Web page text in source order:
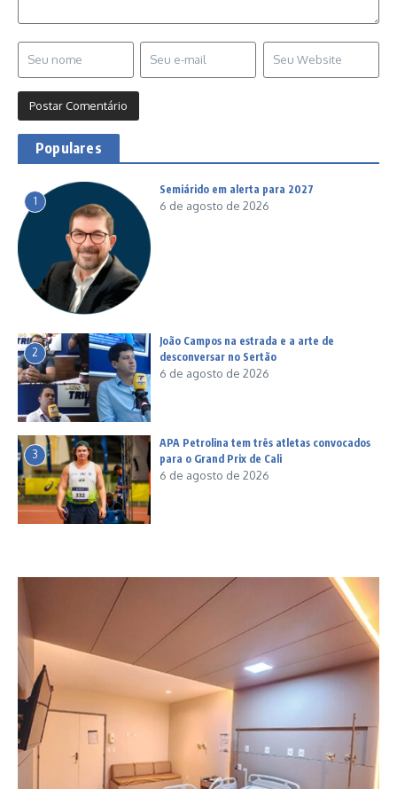
Populares
1
Semiárido em alerta para 2027
6 de agosto de 2026
2
João Campos na estrada e a arte de
desconversar no Sertão
6 de agosto de 2026
3
APA Petrolina tem três atletas convocados
para o Grand Prix de Cali
6 de agosto de 2026